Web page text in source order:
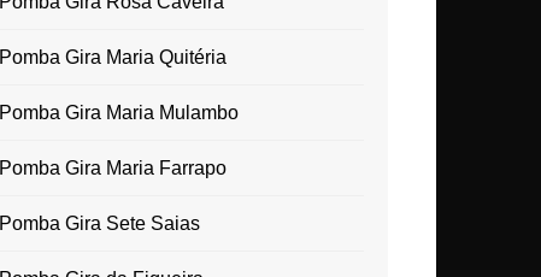
Pomba Gira Maria Quitéria
Pomba Gira Maria Mulambo
Pomba Gira Maria Farrapo
Pomba Gira Sete Saias